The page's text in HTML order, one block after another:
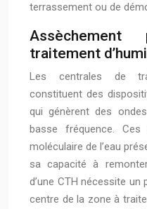
terrassement ou de
traitement
Les centrales de
constituent des
qui génèrent des
basse fréquence.
moléculaire de l’eau
sa capacité à
d’une CTH nécessite
centre de la zone à